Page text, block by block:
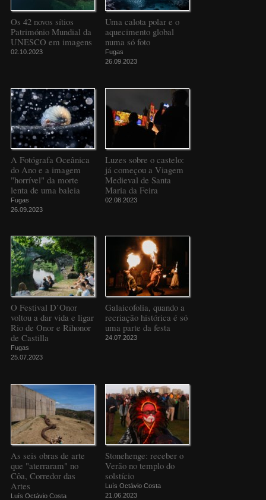
Os 42 novos sítios
Património Mundial da
UNESCO em imagens
02.10.2023
Uma calota polar e o
aquecimento global
numa só foto
Fugas
26.09.2023
A Fotógrafa Oceânica
do Ano e a imagem
"horrível" da morte
lenta de uma baleia
Fugas
26.09.2023
Luzes sobre o castelo:
já começou a Viagem
Medieval de Santa
Maria da Feira
02.08.2023
O Festival D’Onor
voltou a dar vida e ligar
Rio de Onor e Rihonor
de Castilla
Fugas
25.07.2023
Galaicofolia, quando a
recriação histórica é só
uma parte da festa
24.07.2023
As seis obras de arte
que "aterraram" no
Côa, Corredor das
Artes
Luís Octávio Costa
Stonehenge: receber o
Verão no templo do
solstício
Luís Octávio Costa
21.06.2023